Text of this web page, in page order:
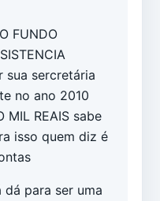
FUNDO
sua sercretária
no ano 2010
MIL REAIS sabe
isso quem diz é
dá para ser uma